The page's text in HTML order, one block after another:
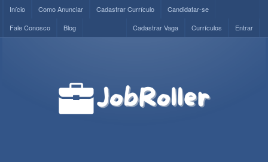
Início Como Anunciar Cadastrar Currículo
Candidatar-se
Fale Conosco
Blog Entrar
Currículos
Cadastrar Vaga